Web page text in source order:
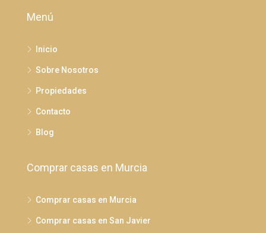
Menú
Inicio
Sobre Nosotros
Propiedades
Contacto
Blog
Comprar casas en Murcia
Comprar casas en Murcia
Comprar casas en San Javier